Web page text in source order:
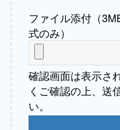
ファイル添付（
式のみ）
確認画面は表示さ
くご確認の上、送
い。